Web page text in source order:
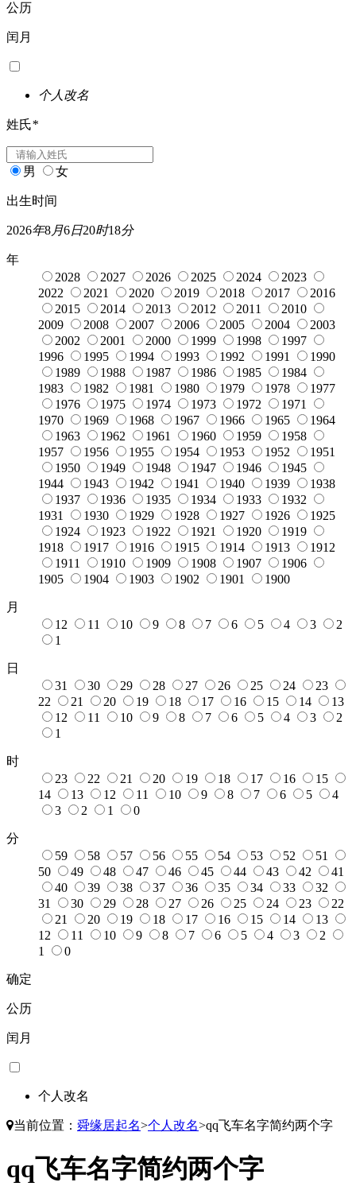
公历
闰月
个人改名
姓氏*
男 女
出生时间
2026年8月6日20时18分
年
2028
2027 2026 2025 2024
2023
2022
2021 2020 2019 2018 2017
2016
2015
2014 2013 2012 2011
2010
2009
2008 2007 2006 2005 2004
2003
2002
2001 2000 1999 1998
1997
1996
1995 1994 1993 1992 1991
1990
1989
1988 1987 1986 1985
1984
1983
1982 1981 1980 1979 1978
1977
1976
1975 1974 1973 1972
1971
1970
1969 1968 1967 1966 1965
1964
1963
1962 1961 1960 1959
1958
1957
1956 1955 1954 1953 1952
1951
1950
1949 1948 1947 1946
1945
1944
1943 1942 1941 1940 1939
1938
1937
1936 1935 1934 1933
1932
1931
1930 1929 1928 1927 1926
1925
1924
1923 1922 1921 1920
1919
1918
1917 1916 1915 1914 1913
1912
1911
1910 1909 1908 1907
1906
1905
1904 1903 1902 1901 1900
月
12
11 10 9 8 7 6 5 4 3
2
1
日
31
30 29 28 27 26 25 24
23
22
21 20 19 18 17 16 15 14
13
12
11 10 9 8 7 6 5 4 3
2
1
时
23
22 21 20 19 18 17 16
15
14
13 12 11 10 9 8 7 6 5
4
3
2 1 0
分
59
58 57 56 55 54 53 52
51
50
49 48 47 46 45 44 43 42
41
40
39 38 37 36 35 34 33
32
31
30 29 28 27 26 25 24 23
22
21
20 19 18 17 16 15 14
13
12
11 10 9 8 7 6 5 4 3
2
1
0
确定
公历
闰月
个人改名
当前位置： 舜缘居起名>个人改名>qq飞车名字简约两个字
qq飞车名字简约两个字